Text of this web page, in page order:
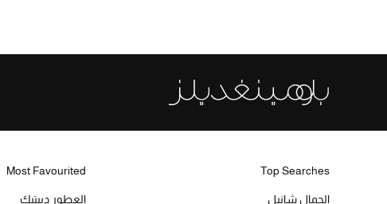
Top Searches
الجمال شانيل
Most Favourited
العطور ديبتيك